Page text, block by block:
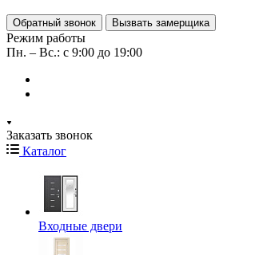
Обратный звонок Вызвать замерщика
Режим работы
Пн. – Вс.: с 9:00 до 19:00
Заказать звонок
Каталог
Входные двери